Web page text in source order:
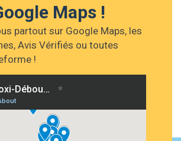
Maps !
partout sur Google Maps, les
Avis Vérifiés ou toutes
!